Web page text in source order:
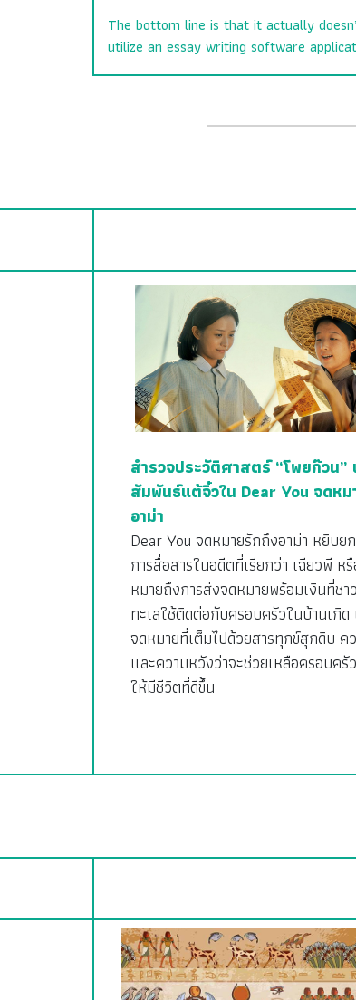
The bottom line is that it actually
utilize an essay writing software
สำรวจประวัติศาสตร์ “โพยก๊วน”
สัมพันธ์แต้จิ๋วใน Dear You จดห
อาม่า
Dear You จดหมายรักถึงอาม่า หยิบย
การสื่อสารในอดีตที่เรียกว่า เฉียวพี ห
หมายถึงการส่งจดหมายพร้อมเงินที่ช
ทะเลใช้ติดต่อกับครอบครัวในบ้านเกิด
จดหมายที่เต็มไปด้วยสารทุกข์สุกดิบ ค
และความหวังว่าจะช่วยเหลือครอบครั
ให้มีชีวิตที่ดีขึ้น